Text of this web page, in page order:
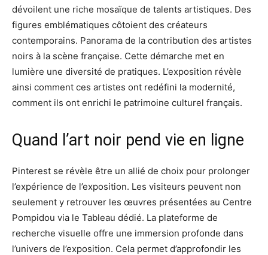
dévoilent une riche mosaïque de talents artistiques. Des
figures emblématiques côtoient des créateurs
contemporains. Panorama de la contribution des artistes
noirs à la scène française. Cette démarche met en
lumière une diversité de pratiques. L’exposition révèle
ainsi comment ces artistes ont redéfini la modernité,
comment ils ont enrichi le patrimoine culturel français.
Quand l’art noir pend vie en ligne
Pinterest se révèle être un allié de choix pour prolonger
l’expérience de l’exposition. Les visiteurs peuvent non
seulement y retrouver les œuvres présentées au Centre
Pompidou via le Tableau dédié. La plateforme de
recherche visuelle offre une immersion profonde dans
l’univers de l’exposition. Cela permet d’approfondir les